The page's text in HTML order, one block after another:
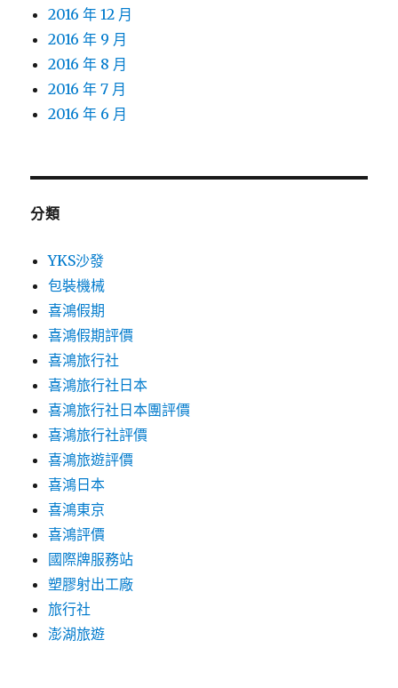
2016 年 12 月
2016 年 9 月
2016 年 8 月
2016 年 7 月
2016 年 6 月
分類
YKS沙發
包裝機械
喜鴻假期
喜鴻假期評價
喜鴻旅行社
喜鴻旅行社日本
喜鴻旅行社日本團評價
喜鴻旅行社評價
喜鴻旅遊評價
喜鴻日本
喜鴻東京
喜鴻評價
國際牌服務站
塑膠射出工廠
旅行社
澎湖旅遊